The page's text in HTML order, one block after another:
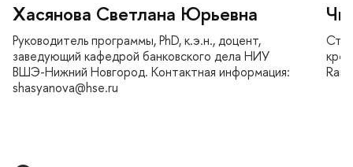
Хасянова Светлана Юрьевна
Руководитель программы, PhD, к.э.н., доцент,
заведующий кафедрой банковского дела НИУ
ШЭ-Нижний Новгород. Контактная информация:
shasyanova@hse.ru